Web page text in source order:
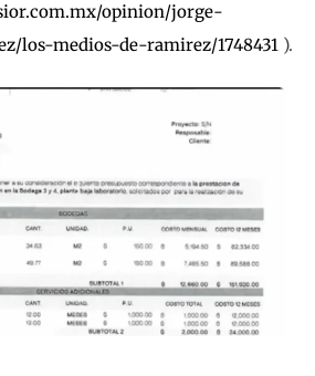
opinion/jorge-
los-medios-de-ramirez/1748431 ).